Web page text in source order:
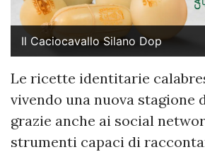
Il Caciocavallo Silano Dop
Le ricette identitarie
vivendo una nuova stagione
grazie anche ai social
strumenti capaci di